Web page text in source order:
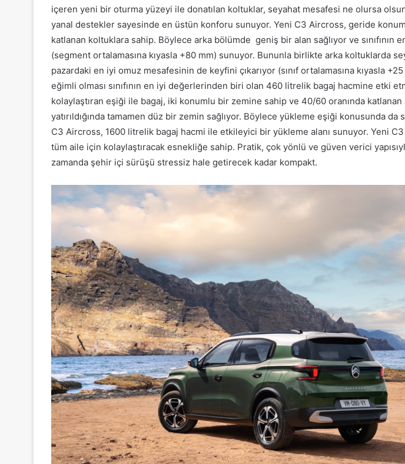
içeren yeni bir oturma yüzeyi ile donatılan koltuklar, seyahat mesafesi ne olursa
yanal destekler sayesinde en üstün konforu sunuyor. Yeni C3 Aircross, geride
katlanan koltuklara sahip. Böylece arka bölümde geniş bir alan sağlıyor ve sınıfının
(segment ortalamasına kıyasla +80 mm) sunuyor. Bununla birlikte arka koltuklarda
pazardaki en iyi omuz mesafesinin de keyfini çıkarıyor (sınıf ortalamasına kıyasla
eğimli olması sınıfının en iyi değerlerinden biri olan 460 litrelik bagaj hacmine etki
kolaylaştıran eşiği ile bagaj, iki konumlu bir zemine sahip ve 40/60 oranında katlanan
yatırıldığında tamamen düz bir zemin sağlıyor. Böylece yükleme eşiği konusunda
C3 Aircross, 1600 litrelik bagaj hacmi ile etkileyici bir yükleme alanı sunuyor. Yeni
tüm aile için kolaylaştıracak esnekliğe sahip. Pratik, çok yönlü ve güven verici
zamanda şehir içi sürüşü stressiz hale getirecek kadar kompakt.